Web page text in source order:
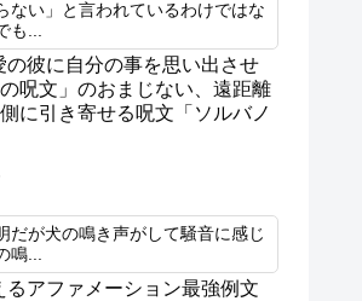
ない」と言われているわけではな
も...
の彼に自分の事を思い出させ
呪文」のおまじない、遠距離
に引き寄せる呪文「ソルバノ
だが犬の鳴き声がして騒音に感じ
鳴...
るアファメーション最強例文